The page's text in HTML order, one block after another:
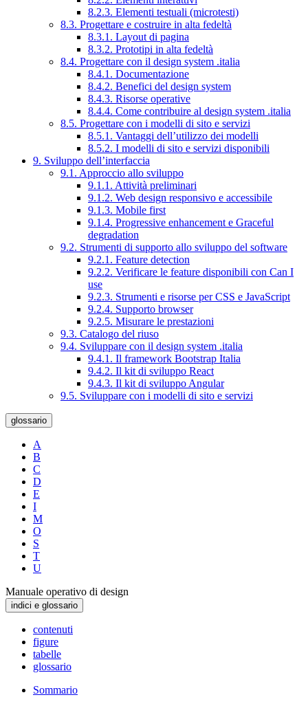
8.2.3. Elementi testuali (microtesti)
8.3. Progettare e costruire in alta fedeltà
8.3.1. Layout di pagina
8.3.2. Prototipi in alta fedeltà
8.4. Progettare con il design system .italia
8.4.1. Documentazione
8.4.2. Benefici del design system
8.4.3. Risorse operative
8.4.4. Come contribuire al design system .italia
8.5. Progettare con i modelli di sito e servizi
8.5.1. Vantaggi dell’utilizzo dei modelli
8.5.2. I modelli di sito e servizi disponibili
9. Sviluppo dell’interfaccia
9.1. Approccio allo sviluppo
9.1.1. Attività preliminari
9.1.2. Web design responsivo e accessibile
9.1.3. Mobile first
9.1.4. Progressive enhancement e Graceful
degradation
9.2. Strumenti di supporto allo sviluppo del software
9.2.1. Feature detection
9.2.2. Verificare le feature disponibili con Can I
use
9.2.3. Strumenti e risorse per CSS e JavaScript
9.2.4. Supporto browser
9.2.5. Misurare le prestazioni
9.3. Catalogo del riuso
9.4. Sviluppare con il design system .italia
9.4.1. Il framework Bootstrap Italia
9.4.2. Il kit di sviluppo React
9.4.3. Il kit di sviluppo Angular
9.5. Sviluppare con i modelli di sito e servizi
glossario
A
B
C
D
E
I
M
O
S
T
U
Manuale operativo di design
indici e glossario
contenuti
figure
tabelle
glossario
Sommario